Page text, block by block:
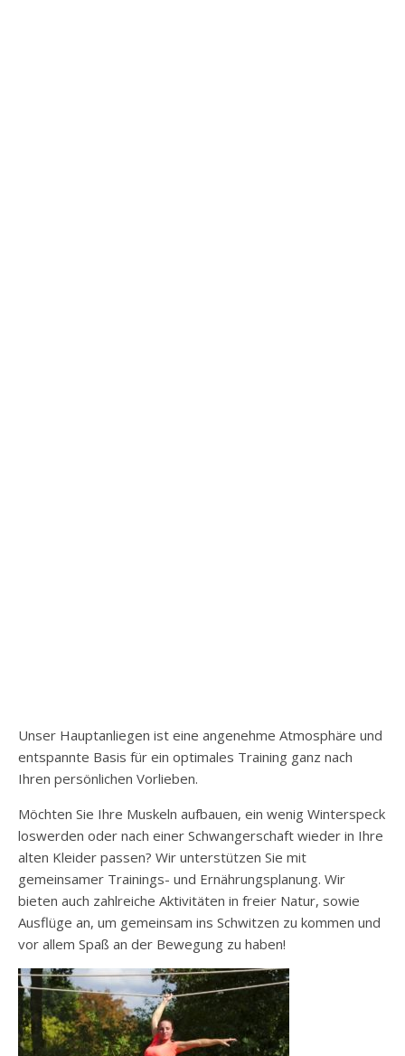
Unser Hauptanliegen ist eine angenehme Atmosphäre und
entspannte Basis für ein optimales Training ganz nach
Ihren persönlichen Vorlieben.
Möchten Sie Ihre Muskeln aufbauen, ein wenig Winterspeck
loswerden oder nach einer Schwangerschaft wieder in Ihre
alten Kleider passen? Wir unterstützen Sie mit
gemeinsamer Trainings- und Ernährungsplanung. Wir
bieten auch zahlreiche Aktivitäten in freier Natur, sowie
Ausflüge an, um gemeinsam ins Schwitzen zu kommen und
vor allem Spaß an der Bewegung zu haben!